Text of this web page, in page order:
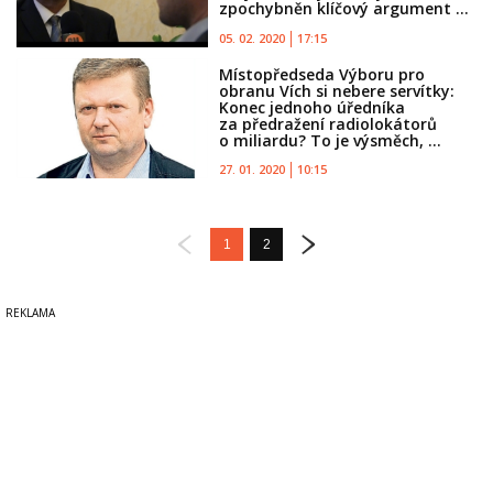
zpochybněn klíčový argument ...
05. 02. 2020 17:15
Místopředseda Výboru pro
obranu Vích si nebere servítky:
Konec jednoho úředníka
za předražení radiolokátorů
o miliardu? To je výsměch, ...
27. 01. 2020 10:15
1 2